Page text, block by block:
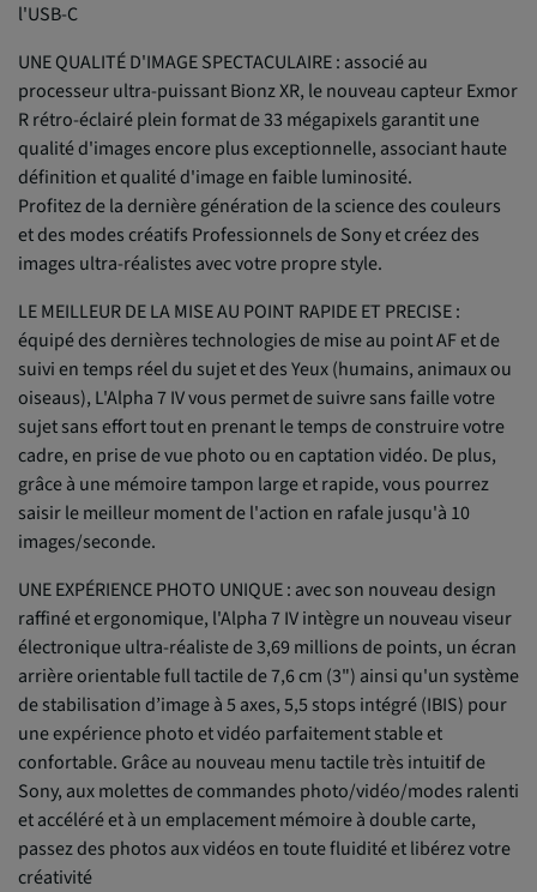
l'USB-C
UNE QUALITÉ D'IMAGE SPECTACULAIRE : associé au
processeur ultra-puissant Bionz XR, le nouveau capteur Exmor
R rétro-éclairé plein format de 33 mégapixels garantit une
qualité d'images encore plus exceptionnelle, associant haute
définition et qualité d'image en faible luminosité.
Profitez de la dernière génération de la science des couleurs
et des modes créatifs Professionnels de Sony et créez des
images ultra-réalistes avec votre propre style.
LE MEILLEUR DE LA MISE AU POINT RAPIDE ET PRECISE :
équipé des dernières technologies de mise au point AF et de
suivi en temps réel du sujet et des Yeux (humains, animaux ou
oiseaus), L'Alpha 7 IV vous permet de suivre sans faille votre
sujet sans effort tout en prenant le temps de construire votre
cadre, en prise de vue photo ou en captation vidéo. De plus,
grâce à une mémoire tampon large et rapide, vous pourrez
saisir le meilleur moment de l'action en rafale jusqu'à 10
images/seconde.
UNE EXPÉRIENCE PHOTO UNIQUE : avec son nouveau design
raffiné et ergonomique, l'Alpha 7 IV intègre un nouveau viseur
électronique ultra-réaliste de 3,69 millions de points, un écran
arrière orientable full tactile de 7,6 cm (3") ainsi qu'un système
de stabilisation d’image à 5 axes, 5,5 stops intégré (IBIS) pour
une expérience photo et vidéo parfaitement stable et
confortable. Grâce au nouveau menu tactile très intuitif de
Sony, aux molettes de commandes photo/vidéo/modes ralenti
et accéléré et à un emplacement mémoire à double carte,
passez des photos aux vidéos en toute fluidité et libérez votre
créativité